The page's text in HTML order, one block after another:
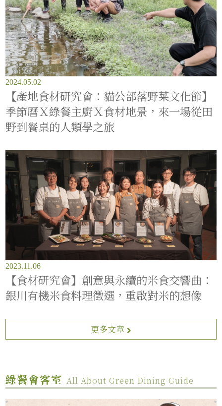
2024.05.02
【產地食材研究會：貓公部落野菜文化節】
季節曆Ｘ綠餐主廚Ｘ食材地景，來一場從田
野到餐桌的人類學之旅
2023.11.06
【食材研究會】創意與永續的米食交響曲：
銀川有機米食料理徵選，重啟對米的想像
更多文章
綠餐會客室 All About Green Dining Guide